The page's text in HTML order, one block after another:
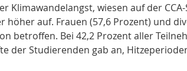
wiesen auf der CCA-
höher auf. Frauen (57,6 Prozent) und
betroffen. Bei 42,2 Prozent aller
der Studierenden gab an,